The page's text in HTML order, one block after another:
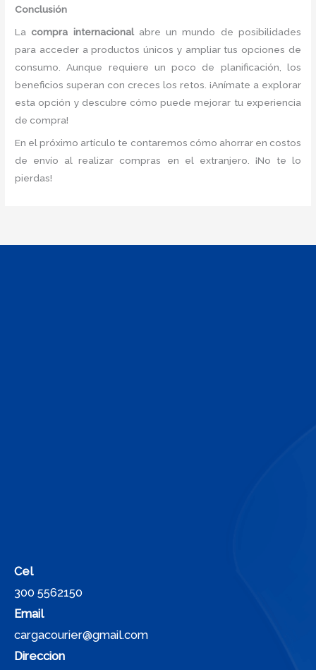
Conclusión
La compra internacionalabre un mundo de posibilidades
para acceder a productos únicos y ampliar tus opciones de
consumo. Aunque requiere un poco de planificación, los
beneficios superan con creces los retos. ¡Anímate a explorar
esta opción y descubre cómo puede mejorar tu experiencia
de compra!
En el próximo artículo te contaremos cómo ahorrar en costos
de envío al realizar compras en el extranjero. ¡No te lo
pierdas!
Cel
300 5562150
Email
cargacourier@gmail.com
Direccion